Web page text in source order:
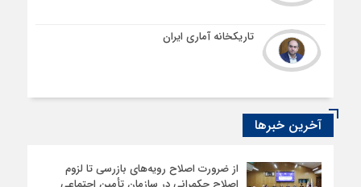
تاریکخانه آماری ایران
آخرین خبرها
از ضرورت اصلاح رویه‌های بازرسی تا لزوم